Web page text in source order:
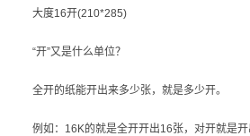
大度16开(210*285)
“开”又是什么单位？
全开的纸能开出来多少张，就是多少开。
例如：16K的就是全开开出16张，对开就是开